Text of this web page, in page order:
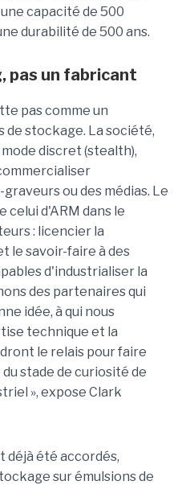
capacité de 500
durabilité de 500 ans.
, pas un fabricant
pas comme un
stockage. La société,
discret (stealth),
ou des médias. Le
celui d'ARM dans le
: licencier la
le savoir-faire à des
d'industrialiser la
des partenaires qui
idée, à qui nous
technique et la
le relais pour faire
stade de curiosité de
», expose Clark
déjà été accordés,
sur émulsions de